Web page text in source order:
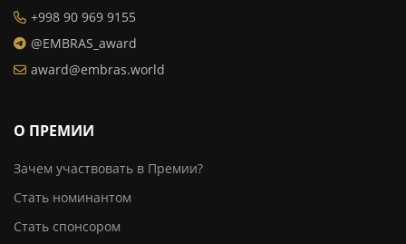
+998 90 969 9155
@EMBRAS_award
award@embras.world
О ПРЕМИИ
Зачем участвовать в Премии?
Стать номинантом
Стать спонсором